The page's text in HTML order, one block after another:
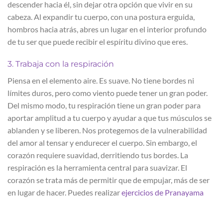
descender hacia él, sin dejar otra opción que vivir en su
cabeza. Al expandir tu cuerpo, con una postura erguida,
hombros hacia atrás, abres un lugar en el interior profundo
de tu ser que puede recibir el espíritu divino que eres.
3. Trabaja con la respiración
Piensa en el elemento aire. Es suave. No tiene bordes ni
límites duros, pero como viento puede tener un gran poder.
Del mismo modo, tu respiración tiene un gran poder para
aportar amplitud a tu cuerpo y ayudar a que tus músculos se
ablanden y se liberen. Nos protegemos de la vulnerabilidad
del amor al tensar y endurecer el cuerpo. Sin embargo, el
corazón requiere suavidad, derritiendo tus bordes. La
respiración es la herramienta central para suavizar. El
corazón se trata más de permitir que de empujar, más de ser
en lugar de hacer. Puedes realizarejercicios de Pranayama